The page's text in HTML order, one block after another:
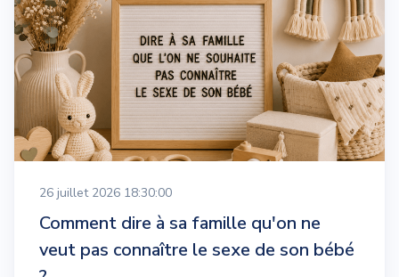
26 juillet 2026 18:30:00
Comment dire à sa famille qu'on ne
veut pas connaître le sexe de son bébé